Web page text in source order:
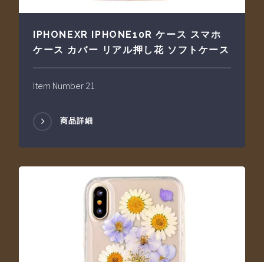
IPHONEXR IPHONE10R ケース スマホ
ケース カバー リアル押し花 ソフトケース
Item Number 21
商品詳細